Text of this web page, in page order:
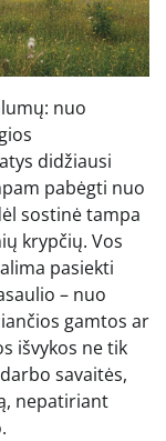
nuo
didžiausi
pabėgti nuo
sostinė tampa
krypčių. Vos
pasiekti
– nuo
gamtos ar
išvykos ne tik
savaitės,
nepatiriant